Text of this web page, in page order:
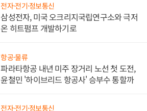
전자·전기·정보통신
삼성전자, 미국 오크리지국립연구소와 극저
온 히트펌프 개발하기로
항공·물류
파라타항공 내년 미주 장거리 노선 첫 도전,
윤철민 '하이브리드 항공사' 승부수 통할까
전자·전기·정보통신